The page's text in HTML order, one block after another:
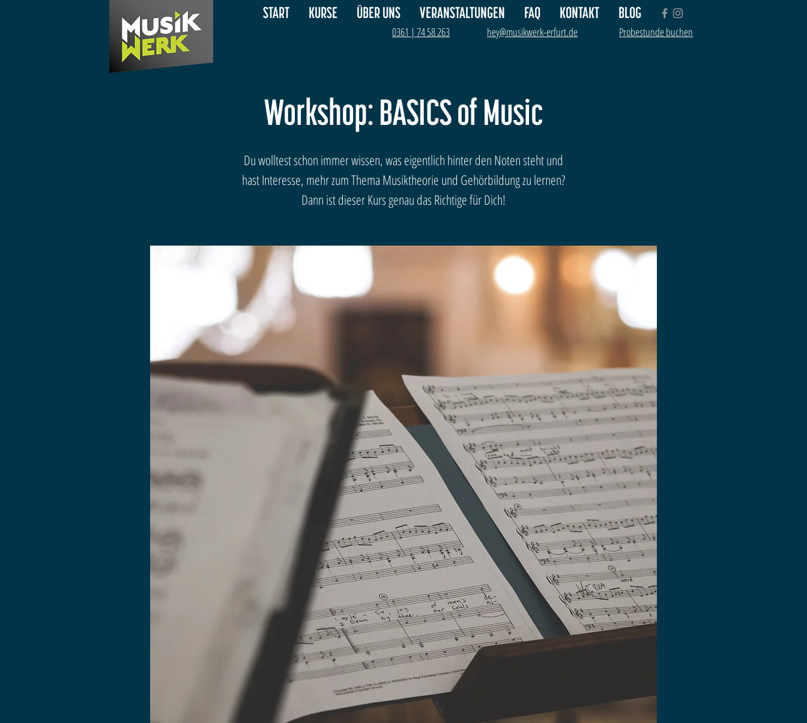
START KURSE ÜBER UNS VERANSTALTUNGEN FAQ KONTAKT BLOG
0361 | 74 58 263 hey@musikwerk-erfurt.de Probestunde buchen
Workshop: BASICS of Music
Du wolltest schon immer wissen, was eigentlich hinter den Noten steht und
hast Interesse, mehr zum Thema Musiktheorie und Gehörbildung zu lernen?
Dann ist dieser Kurs genau das Richtige für Dich!